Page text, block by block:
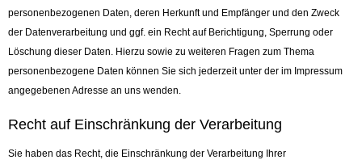
personenbezogenen Daten, deren Herkunft und Empfänger und den Zweck
der Datenverarbeitung und ggf. ein Recht auf Berichtigung, Sperrung oder
Löschung dieser Daten. Hierzu sowie zu weiteren Fragen zum Thema
personenbezogene Daten können Sie sich jederzeit unter der im Impressum
angegebenen Adresse an uns wenden.
Recht auf Einschränkung der Verarbeitung
Sie haben das Recht, die Einschränkung der Verarbeitung Ihrer